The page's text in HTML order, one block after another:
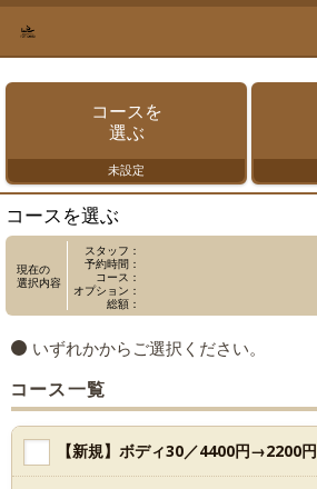
コースを
選ぶ
未設定
コースを選ぶ
現在の
選択内容
スタッフ：
予約時間：
コース：
オプション：
総額：
いずれかからご選択ください。
コース一覧
【新規】ボディ30／4400円→2200円